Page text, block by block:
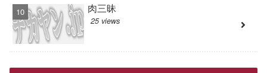
肉三昧
25 views